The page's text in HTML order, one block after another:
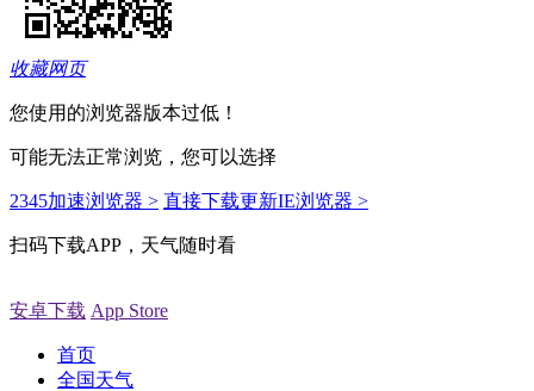
收藏网页
您使用的浏览器版本过低！
可能无法正常浏览，您可以选择
2345加速浏览器 > 直接下载更新IE浏览器 >
扫码下载APP，天气随时看
安卓下载 App Store
首页
全国天气